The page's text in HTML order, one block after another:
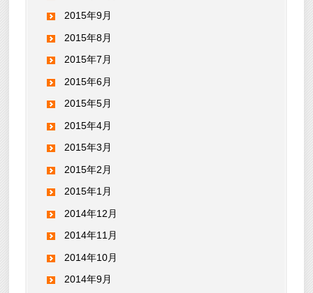
2015年9月
2015年8月
2015年7月
2015年6月
2015年5月
2015年4月
2015年3月
2015年2月
2015年1月
2014年12月
2014年11月
2014年10月
2014年9月